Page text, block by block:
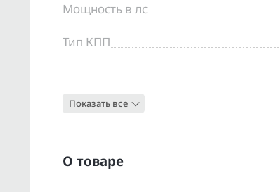
Мощность в лс
Тип КПП
Тип
Показать все
О товаре